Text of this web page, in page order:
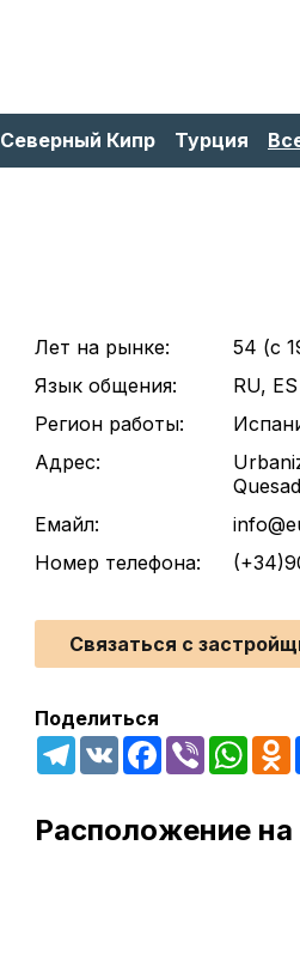
Северный Кипр Турция
Лет на рынке:
54 (c
Язык общения:
RU, ES
Регион работы:
Адрес:
Емайл:
Номер телефона:
Связаться с
Поделиться
Telegram
VK Facebook
Viber
Расположение на